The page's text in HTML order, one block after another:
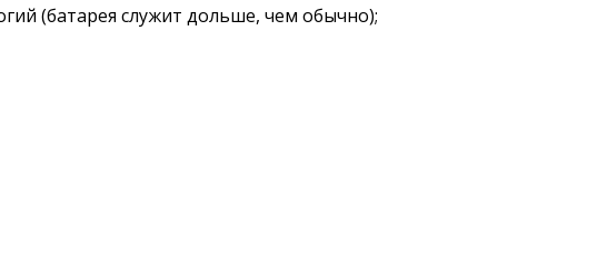
(батарея служит дольше, чем обычно);